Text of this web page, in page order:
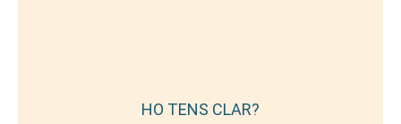
HO TENS CLAR?